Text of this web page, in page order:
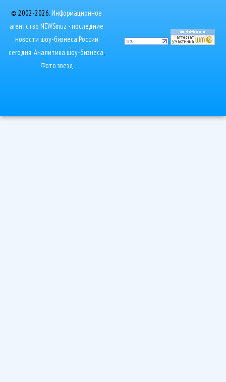
© 2002-2026.Информационное
агентство NEWSmuz - последние
новости шоу-бизнеса России
сегодня.Аналитика шоу-бизнеса,
Фото звезд